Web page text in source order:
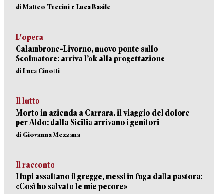
di Matteo Tuccini e Luca Basile
L'opera
Calambrone-Livorno, nuovo ponte sullo
Scolmatore: arriva l’ok alla progettazione
di Luca Cinotti
Il lutto
Morto in azienda a Carrara, il viaggio del dolore
per Aldo: dalla Sicilia arrivano i genitori
di Giovanna Mezzana
Il racconto
I lupi assaltano il gregge, messi in fuga dalla pastora:
«Così ho salvato le mie pecore»